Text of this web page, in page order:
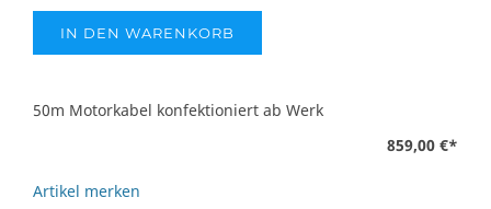
IN DEN WARENKORB
50m Motorkabel konfektioniert ab Werk
859,00 €*
Artikel merken